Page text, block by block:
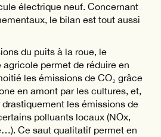
électrique neuf. Concernant
le bilan est tout aussi
du puits à la roue, le
agricole permet de réduire en
les émissions de CO₂ grâce
en amont par les cultures, et,
drastiquement les émissions de
polluants locaux (NOx,
Ce saut qualitatif permet en